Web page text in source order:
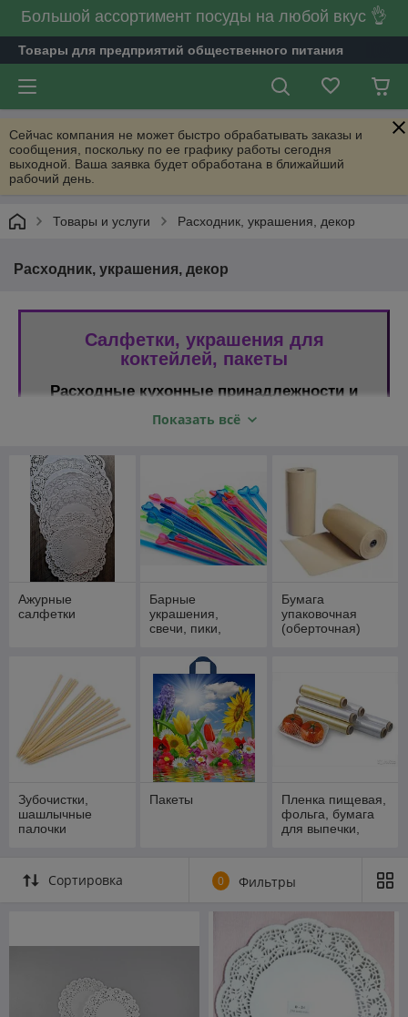
Большой ассортимент посуды на любой вкус 👌
Товары для предприятий общественного питания
Сейчас компания не может быстро обрабатывать заказы и
сообщения, поскольку по ее графику работы сегодня
выходной. Ваша заявка будет обработана в ближайший
рабочий день.
Товары и услуги Расходник, украшения, декор
Расходник, украшения, декор
Салфетки, украшения для
коктейлей, пакеты
Расходные кухонные принадлежности и
с помощью простых мелочей. Имея всегда под рукой
на кухне рукава для запекания, фольгу и пищевую
пленку, Вы сможете в любой момент испечь что-нибудь
вкусненькое или сохранить продукт в холодильнике на
долгий срок. Украшайте коктейли, бутерброды и канапе
симпатичными зонтиками и пиками. Складывайте
Это очень просто найти маленькие поводы сделать
жизнь проще и радостней. Пользуйтесь возможностью
приобрести расходные материалы и украшения в
нашем каталоге!
Показать всё
Ажурные
салфетки
Барные
украшения,
свечи, пики,
Бумага
упаковочная
(оберточная)
Зубочистки,
шашлычные
палочки
Пакеты
Пленка пищевая,
фольга, бумага
для выпечки,
Сортировка 0 Фильтры